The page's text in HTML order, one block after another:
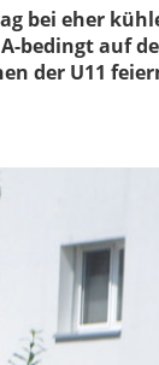
bei eher
bedingt auf
der U11